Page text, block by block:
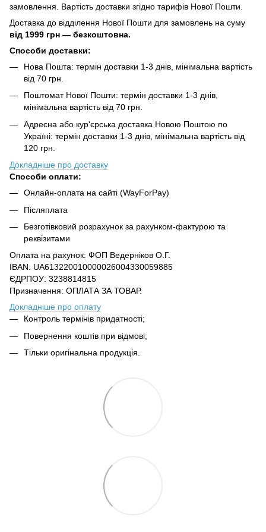
замовлення. Вартість доставки згідно тарифів Нової Пошти.
Доставка до відділення Нової Пошти для замовлень на суму
від 1999 грн — безкоштовна.
Способи доставки:
Нова Пошта: термін доставки 1-3 днів, мінімальна вартість
від 70 грн.
Поштомат Нової Пошти: термін доставки 1-3 днів,
мінімальна вартість від 70 грн.
Адресна або кур'єрська доставка Новою Поштою по
Україні: термін доставки 1-3 днів, мінімальна вартість від
120 грн.
Докладніше про доставку
Способи оплати:
Онлайн-оплата на сайті (WayForPay)
Післяплата
Безготівковий розрахунок за рахунком-фактурою та
реквізитами
Оплата на рахунок: ФОП Ведерніков О.Г.
IBAN: UA613220010000026004330059885
ЄДРПОУ: 3238814815
Призначення: ОПЛАТА ЗА ТОВАР.
Докладніше про оплату
Контроль термінів придатності;
Повернення коштів при відмові;
Тільки оригінальна продукція.